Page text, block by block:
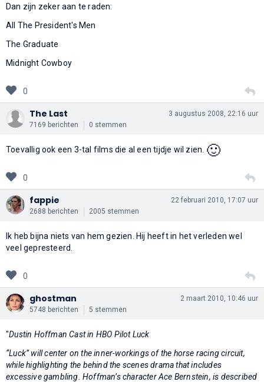
Dan zijn zeker aan te raden:
All The President's Men
The Graduate
Midnight Cowboy
0
The Last
7169 berichten 0 stemmen
3 augustus 2008, 22:16 uur
Toevallig ook een 3-tal films die al een tijdje wil zien. 🙂
0
fappie
2688 berichten 2005 stemmen
22 februari 2010, 17:07 uur
Ik heb bijna niets van hem gezien. Hij heeft in het verleden wel
veel gepresteerd.
0
ghostman
5748 berichten 5 stemmen
2 maart 2010, 10:46 uur
"Dustin Hoffman Cast in HBO Pilot Luck
“Luck” will center on the inner-workings of the horse racing circuit,
while highlighting the behind the scenes drama that includes
excessive gambling. Hoffman’s character Ace Bernstein, is described